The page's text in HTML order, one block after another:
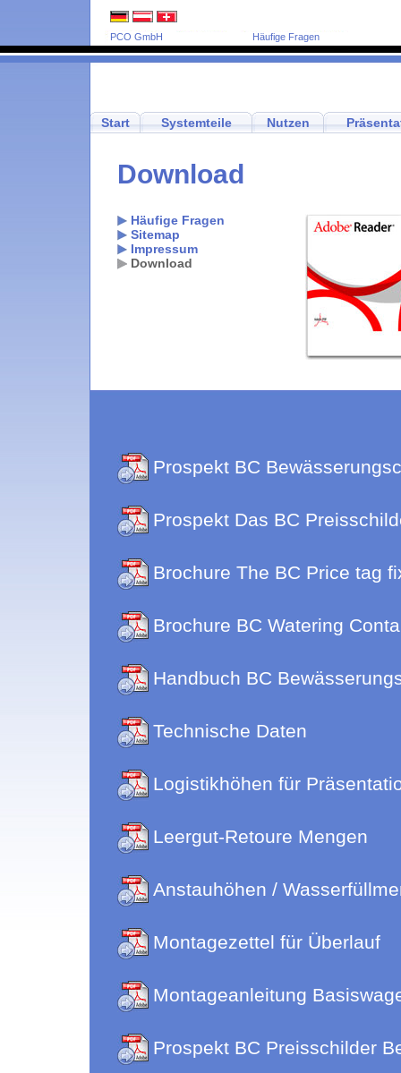
PCO GmbH Häufige Fragen
Start Systemteile Nutzen
Download
Häufige Fragen
Sitemap
Impressum
Download
Prospekt BC
Prospekt Das BC
Brochure The BC Price tag
Brochure BC Watering
Handbuch BC
Technische Daten
Logistikhöhen für
Leergut-Retoure Mengen
Anstauhöhen /
Montagezettel für Überlauf
Montageanleitung
Prospekt BC Preisschilder